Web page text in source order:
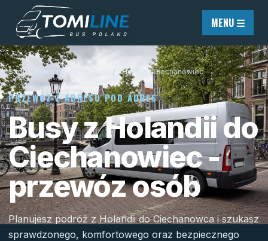
Przejdź do treści
MENU ☰
Strona główna / / Z Holandii/Ciechanowiec
PRZEWÓZ Z ADRESU POD ADRES
Busy z Holandii do
Ciechanowiec -
przewóz osób
Planujesz podróż z Holandii do Ciechanowca i szukasz
sprawdzonego, komfortowego oraz bezpiecznego